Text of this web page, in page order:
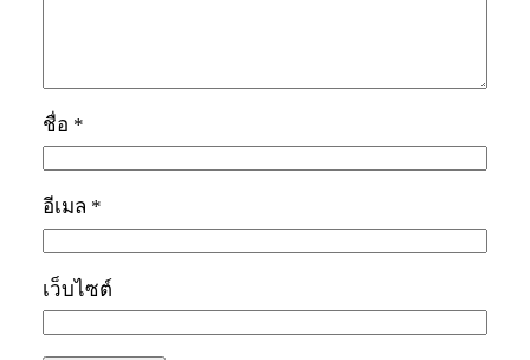
ชื่อ *
อีเมล *
เว็บไซต์